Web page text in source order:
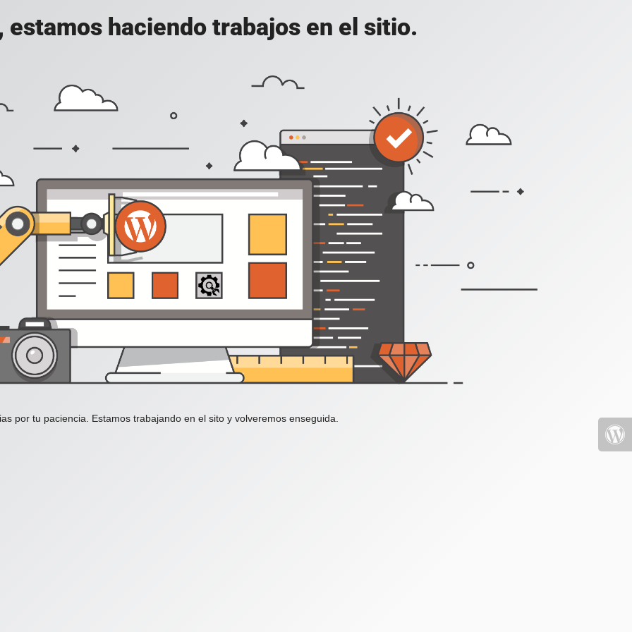
estamos haciendo trabajos en el sitio.
por tu paciencia. Estamos trabajando en el sito y volveremos enseguida.